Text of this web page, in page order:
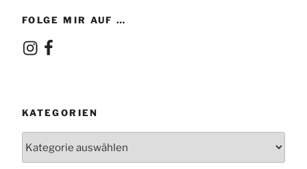
FOLGE MIR AUF …
Instagram
Facebook
KATEGORIEN